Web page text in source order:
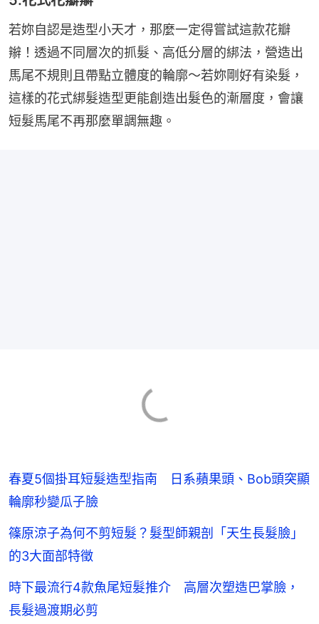
若妳自認是造型小天才，那麼一定得嘗試這款花瓣
辮！透過不同層次的抓髮、高低分層的綁法，營造出
馬尾不規則且帶點立體度的輪廓～若妳剛好有染髮，
這樣的花式綁髮造型更能創造出髮色的漸層度，會讓
短髮馬尾不再那麼單調無趣。
春夏5個掛耳短髮造型指南 日系蘋果頭、Bob頭突顯
輪廓秒變瓜子臉
篠原涼子為何不剪短髮？髮型師親剖「天生長髮臉」
的3大面部特徵
時下最流行4款魚尾短髮推介 高層次塑造巴掌臉，
長髮過渡期必剪